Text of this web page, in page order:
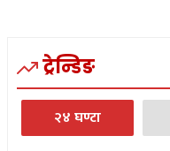
ट्रेन्डिङ
२४ घण्टा